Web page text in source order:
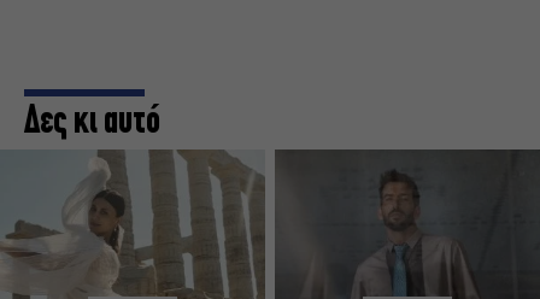
Δες κι αυτό